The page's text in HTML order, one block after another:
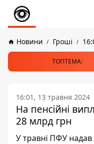
Новини Гроші
ТОПТЕМА:
16:01, 13 травня 2024
На пенсійні
28 млрд грн
У травні ПФУ надав